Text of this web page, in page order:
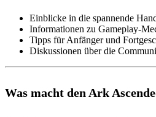
Einblicke in die spannende
Informationen zu Gameplay-
Tipps für Anfänger und
Diskussionen über die
Was macht den Ark